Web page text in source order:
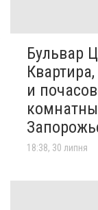
Бульвар
и
18:38, 30 липня